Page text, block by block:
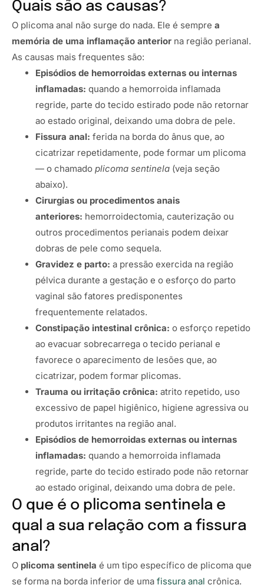
Quais são as causas?
O plicoma anal não surge do nada. Ele é sempre a
memória de uma inflamação anterior na região perianal.
As causas mais frequentes são:
Episódios de hemorroidas externas ou internas
inflamadas: quando a hemorroida inflamada
regride, parte do tecido estirado pode não retornar
ao estado original, deixando uma dobra de pele.
Fissura anal: ferida na borda do ânus que, ao
cicatrizar repetidamente, pode formar um plicoma
— o chamado plicoma sentinela (veja seção
abaixo).
Cirurgias ou procedimentos anais
anteriores: hemorroidectomia, cauterização ou
outros procedimentos perianais podem deixar
dobras de pele como sequela.
Gravidez e parto: a pressão exercida na região
pélvica durante a gestação e o esforço do parto
vaginal são fatores predisponentes
frequentemente relatados.
Constipação intestinal crônica: o esforço repetido
ao evacuar sobrecarrega o tecido perianal e
favorece o aparecimento de lesões que, ao
cicatrizar, podem formar plicomas.
Trauma ou irritação crônica: atrito repetido, uso
excessivo de papel higiênico, higiene agressiva ou
produtos irritantes na região anal.
Episódios de hemorroidas externas ou internas
inflamadas: quando a hemorroida inflamada
regride, parte do tecido estirado pode não retornar
ao estado original, deixando uma dobra de pele.
O que é o plicoma sentinela e
qual a sua relação com a fissura
anal?
O plicoma sentinela é um tipo específico de plicoma que
se forma na borda inferior de uma fissura anal crônica.